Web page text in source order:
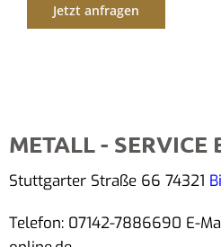
Jetzt anfragen
METALL - SERVICE
Stuttgarter Straße 66 74321
Telefon: 07142-7886690 E-